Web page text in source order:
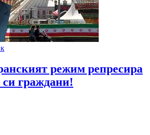
режим репресира
си граждани!